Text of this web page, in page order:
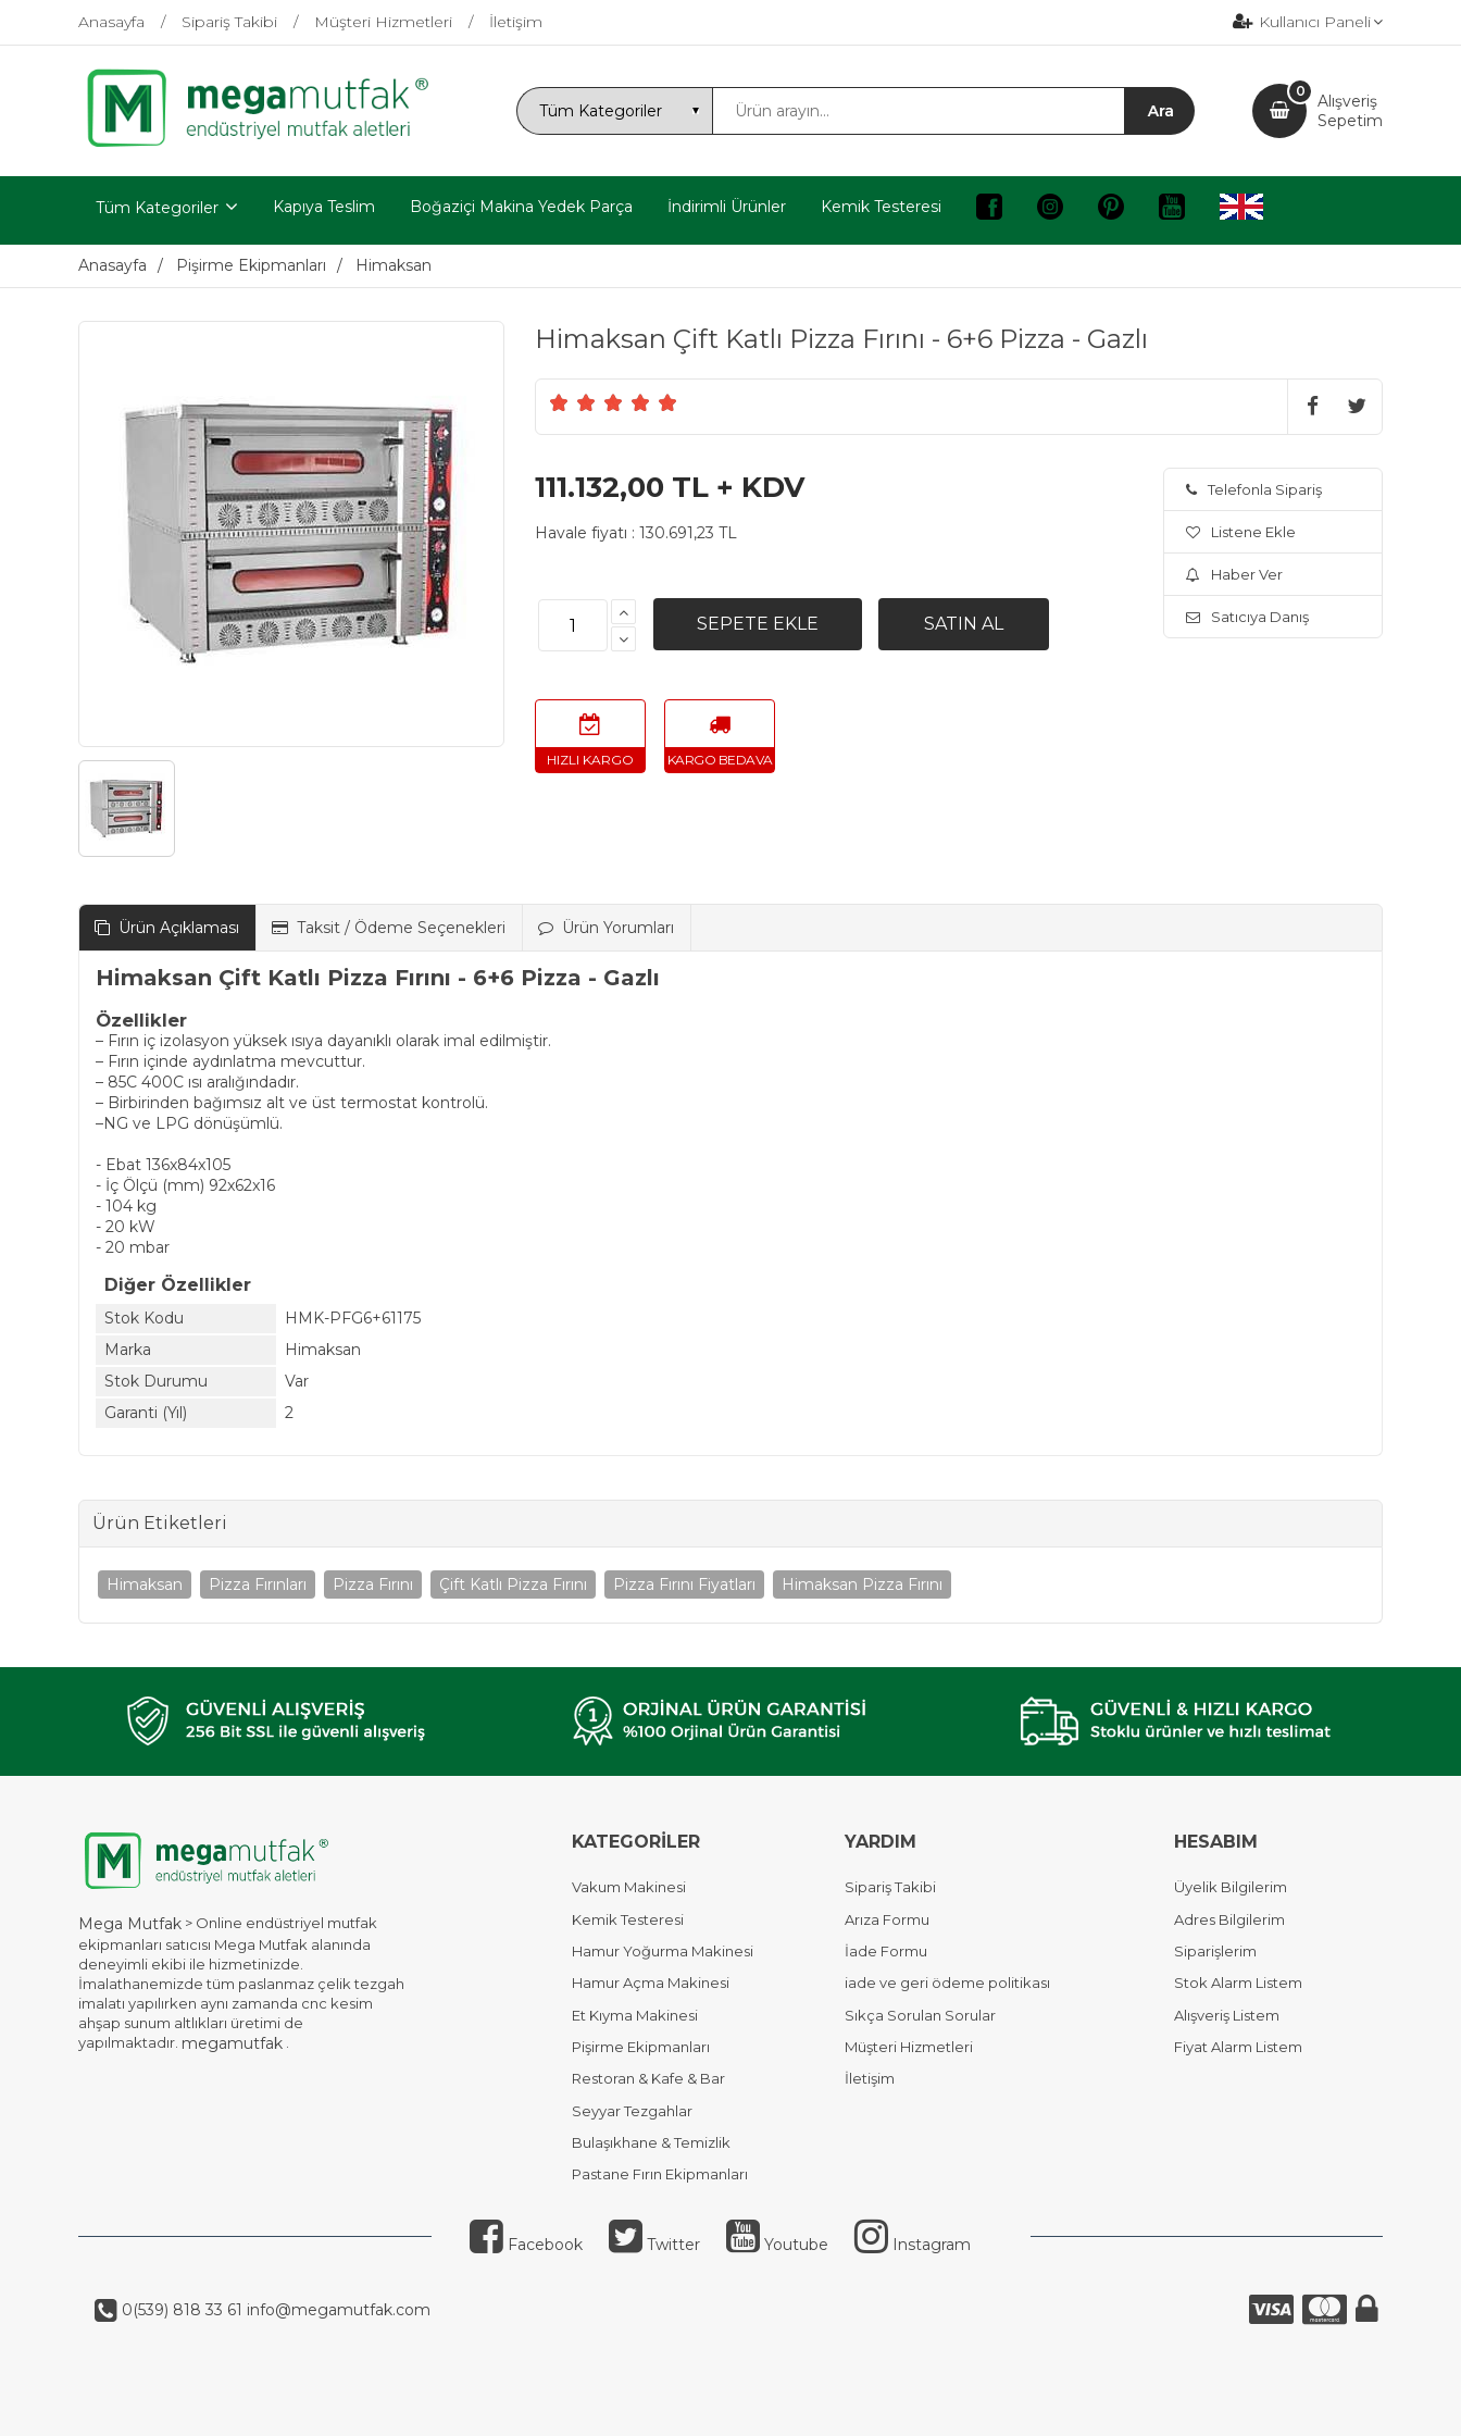
Anasayfa Sipariş Takibi Müşteri Hizmetleri İletişim Kullanıcı Paneli
Alışveriş
Sepetim
0
Tüm Kategoriler Kapıya Teslim Boğaziçi Makina Yedek Parça İndirimli Ürünler Kemik Testeresi
Anasayfa Pişirme Ekipmanları Himaksan
Himaksan Çift Katlı Pizza Fırını - 6+6 Pizza - Gazlı
111.132,00 TL + KDV
Havale fiyatı : 130.691,23 TL
Telefonla Sipariş
Listene Ekle
Haber Ver
Satıcıya Danış
Ürün Açıklaması Taksit / Ödeme Seçenekleri Ürün Yorumları
Himaksan Çift Katlı Pizza Fırını - 6+6 Pizza - Gazlı
Özellikler
– Fırın iç izolasyon yüksek ısıya dayanıklı olarak imal edilmiştir.
– Fırın içinde aydınlatma mevcuttur.
– 85C 400C ısı aralığındadır.
– Birbirinden bağımsız alt ve üst termostat kontrolü.
–NG ve LPG dönüşümlü.
- Ebat 136x84x105
- İç Ölçü (mm) 92x62x16
- 104 kg
- 20 kW
- 20 mbar
Diğer Özellikler
Stok Kodu
HMK-PFG6+61175
Marka
Himaksan
Stok Durumu
Var
Garanti (Yıl)
2
Ürün Etiketleri
Himaksan Pizza Fırınları Pizza Fırını Çift Katlı Pizza Fırını Pizza Fırını Fiyatları Himaksan Pizza Fırını
Mega Mutfak > Online endüstriyel mutfak
ekipmanları satıcısı Mega Mutfak alanında
deneyimli ekibi ile hizmetinizde.
İmalathanemizde tüm paslanmaz çelik tezgah
imalatı yapılırken aynı zamanda cnc kesim
ahşap sunum altlıkları üretimi de
yapılmaktadır. megamutfak
KATEGORİLER
Vakum Makinesi
Kemik Testeresi
Hamur Yoğurma Makinesi
Hamur Açma Makinesi
Et Kıyma Makinesi
Pişirme Ekipmanları
Restoran & Kafe & Bar
Seyyar Tezgahlar
Bulaşıkhane & Temizlik
Pastane Fırın Ekipmanları
YARDIM
Sipariş Takibi
Arıza Formu
İade Formu
iade ve geri ödeme politikası
Sıkça Sorulan Sorular
Müşteri Hizmetleri
İletişim
HESABIM
Üyelik Bilgilerim
Adres Bilgilerim
Siparişlerim
Stok Alarm Listem
Alışveriş Listem
Fiyat Alarm Listem
Facebook Twitter Youtube Instagram
0(539) 818 33 61 info@megamutfak.com